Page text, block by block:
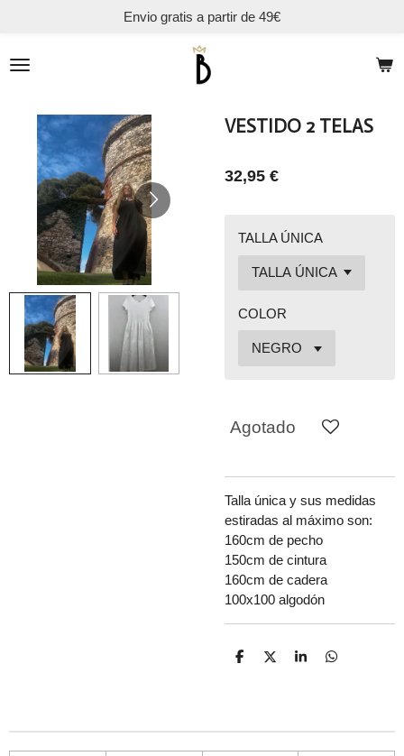
contenido
Envio gratis a partir de 49€
VESTIDO 2 TELAS
32,95 €
TALLA ÚNICA
COLOR
Agotado
Talla única y sus medidas
estiradas al máximo son:
160cm de pecho
150cm de cintura
160cm de cadera
100x100 algodón
C
r
C
r
C
r
C
r